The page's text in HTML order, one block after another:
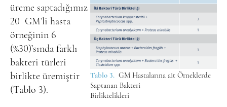
Tablo 3. GM Hastalarına ait Örneklerde
Saptanan Bakteri
Birliktelikleri
üreme saptadığımız
20 GM’li hasta
örneğinin 6
(%30)’sında farklı
bakteri türleri
birlikte üremiştir
(Tablo 3).